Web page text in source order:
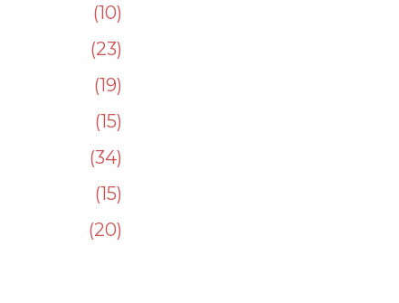
10
23
19
15
34
15
20